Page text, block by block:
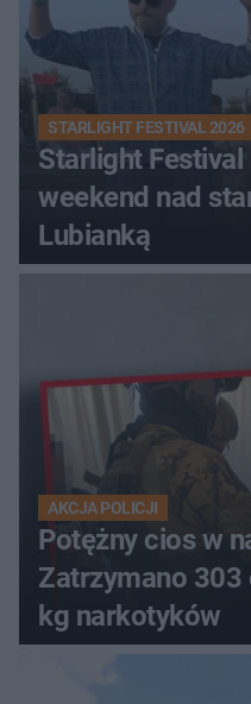
STARLIGHT FESTIVAL 2026
Starlight
weekend nad
Lubianką
AKCJA POLICJI
Potężny cios w
Zatrzymano 303 osoby i przejęto 72
kg narkotyków